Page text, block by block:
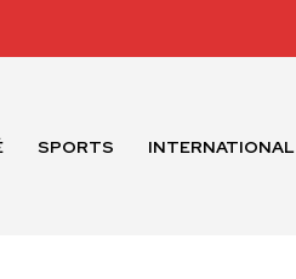
SPORTS INTERNATIONAL